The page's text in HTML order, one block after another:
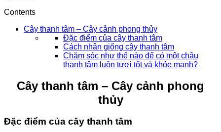
Contents
Cây thanh tâm – Cây cảnh phong thủy
Đặc điểm của cây thanh tâm
Cách nhân giống cây thanh tâm
Chăm sóc như thế nào để có một chậu
thanh tâm luôn tươi tốt và khỏe mạnh?
Cây thanh tâm – Cây cảnh phong
thủy
Đặc điểm của cây thanh tâm